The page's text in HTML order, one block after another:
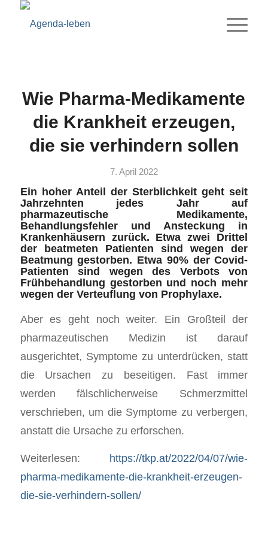
Wie Pharma-Medikamente
die Krankheit erzeugen,
die sie verhindern sollen
7. April 2022
Ein hoher Anteil der Sterblichkeit geht seit
Jahrzehnten jedes Jahr auf
pharmazeutische Medikamente,
Behandlungsfehler und Ansteckung in
Krankenhäusern zurück. Etwa zwei Drittel
der beatmeten Patienten sind wegen der
Beatmung gestorben. Etwa 90% der Covid-
Patienten sind wegen des Verbots von
Frühbehandlung gestorben und noch mehr
wegen der Verteuflung von Prophylaxe.
Aber es geht noch weiter. Ein Großteil der
pharmazeutischen Medizin ist darauf
ausgerichtet, Symptome zu unterdrücken, statt
die Ursachen zu beseitigen. Fast immer
werden fälschlicherweise Schmerzmittel
verschrieben, um die Symptome zu verbergen,
anstatt die Ursache zu erforschen.
Weiterlesen: https://tkp.at/2022/04/07/wie-
pharma-medikamente-die-krankheit-erzeugen-
die-sie-verhindern-sollen/